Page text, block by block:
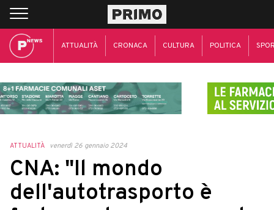
ATTUALITÀ CRONACA CULTURA POLITICA
ATTUALITÀ venerdì 26 gennaio 2024
CNA: "Il mondo
dell'autotrasporto è